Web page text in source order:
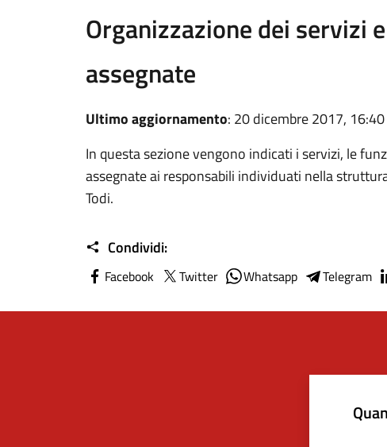
Organizzazione dei servizi
assegnate
Ultimo aggiornamento: 20 dicembre 2017, 16:40
In questa sezione vengono indicati i servizi, le
assegnate ai responsabili individuati nella
Todi.
Condividi:
Facebook Twitter Whatsapp Telegram